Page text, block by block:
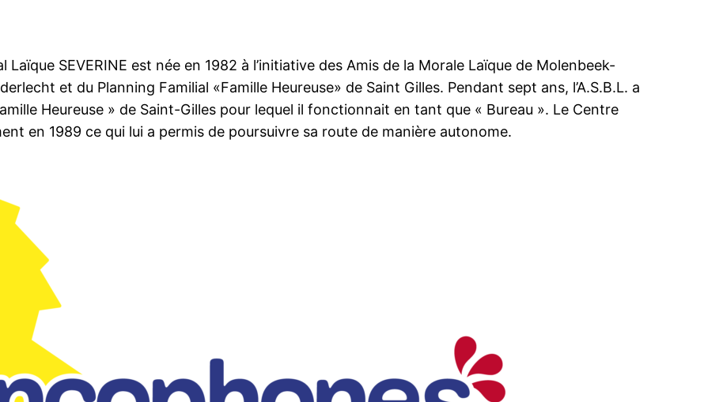
Laïque SEVERINE est née en 1982 à l’initiative des Amis de la Morale Laïque de Molenbeek-
et du Planning Familial «Famille Heureuse» de Saint Gilles. Pendant sept ans, l’A.S.B.L. a
Heureuse » de Saint-Gilles pour lequel il fonctionnait en tant que « Bureau ». Le Centre
en 1989 ce qui lui a permis de poursuivre sa route de manière autonome.